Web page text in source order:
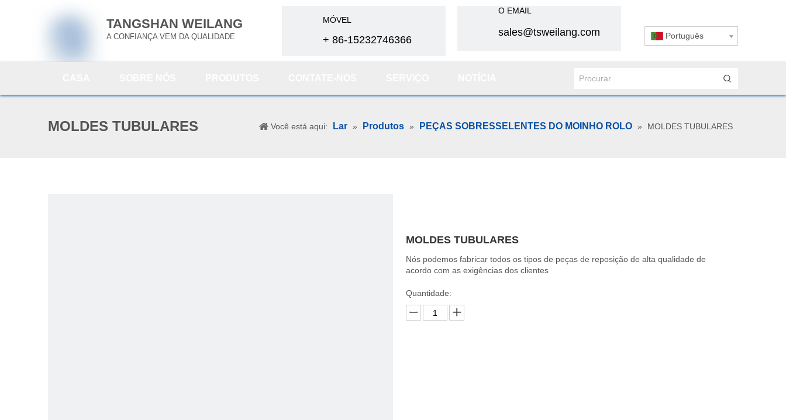
TANGSHAN WEILANG
A CONFIANÇA VEM DA QUALIDADE
MÓVEL
+ 86-15232746366
O EMAIL
sales@tsweilang.com Português
MOLDES TUBULARES Você está aqui: Lar » Produtos » PEÇAS SOBRESSELENTES DO MOINHO ROLO » MOLDES TUBULARES
MOLDES TUBULARES
Nós podemos fabricar todos os tipos de peças de reposição de alta qualidade de
acordo com as exigências dos clientes
Quantidade: